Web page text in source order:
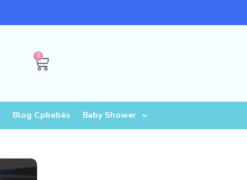
0
Blog Cpbebés Baby Shower